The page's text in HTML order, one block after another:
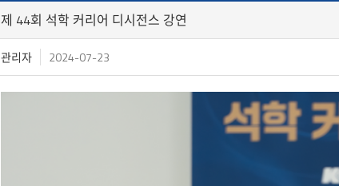
제 44회 석학 커리어 디시전스 강연
관리자 2024-07-23